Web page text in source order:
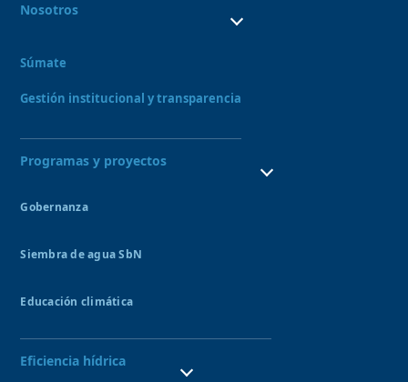
Nosotros
¿Qué hacemos?
Consejo directivo y órganos asesores
Súmate
Gestión institucional y transparencia
Programas y proyectos
Gobernanza
Siembra de agua SbN
Amunas
Educación climática
Formación de líderes en SbN
Semillero de Inversión Pública
Eficiencia hídrica